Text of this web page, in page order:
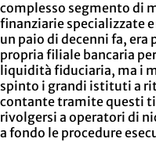
complesso segmento di
finanziarie specializzate
un paio di decenni fa, era
propria filiale bancaria
liquidità fiduciaria, ma i
spinto i grandi istituti a
contante tramite questi
rivolgersi a operatori di
a fondo le procedure